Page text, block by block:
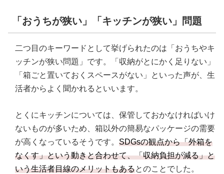
「おうちが狭い」「キッチンが狭い」問題
二つ目のキーワードとして挙げられたのは「おうちやキ
ッチンが狭い問題」です。「収納がとにかく足りない」
「箱ごと置いておくスペースがない」といった声が、生
活者からよく聞かれるといいます。
とくにキッチンについては、保管しておかなければいけ
ないものが多いため、箱以外の簡易なパッケージの需要
が高くなっているそうです。 SDGsの観点から「外箱を
なくす」という動きと合わせて、「収納負担が減る」と
いう生活者目線のメリットもあるとのことでした。